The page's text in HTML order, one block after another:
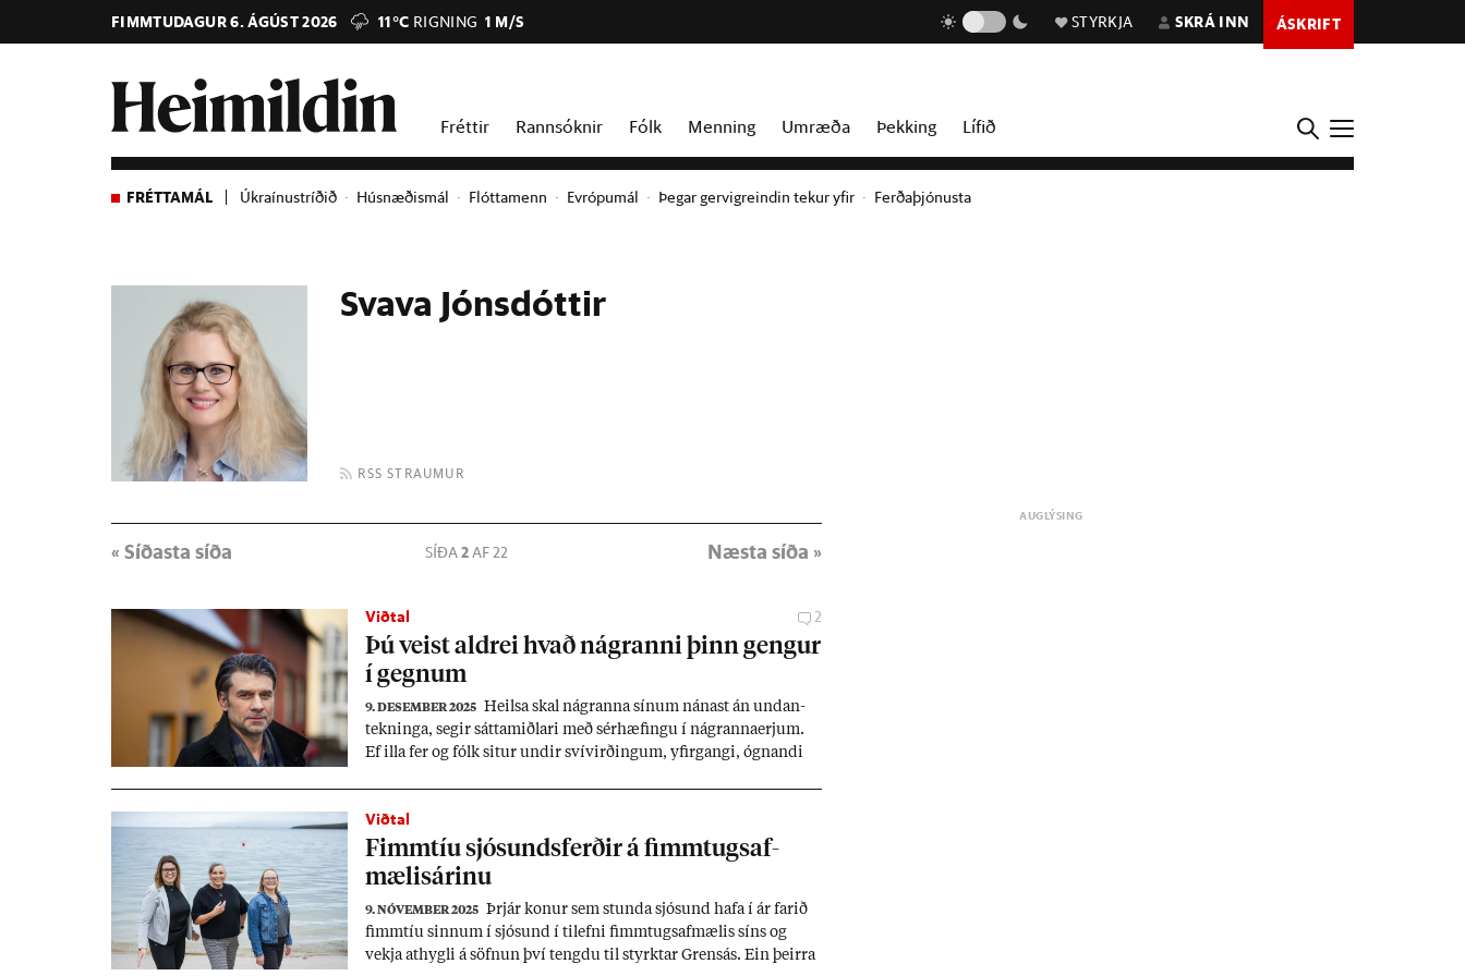
FIMMTUDAGUR 6. ÁGÚST 2026 11°C RIGNING 1 M/S STYRKJA SKRÁ INN ÁSKRIFT
Fréttir Rannsóknir Fólk Menning Umræða Þekking Lífið
FRÉTTAMÁL Úkraínustríðið Húsnæðismál Flóttamenn Evrópumál Þegar gervigreindin tekur yfir Ferðaþjónusta
Svava Jónsdóttir
RSS STRAUMUR
« Síðasta síða SÍÐA2 AF 22 Næsta síða »
Viðtal 2
Þú veist aldrei hvað ná­granni þinn geng­ur
í gegn­um
9. DESEMBER 2025
Heilsa skal ná­granna sín­um nán­ast án und­an­
tekn­inga, seg­ir sáttamiðl­ari með sér­hæf­ingu í ná­granna­erj­um.
Ef illa fer og fólk sit­ur und­ir sví­virð­ing­um, yf­ir­gangi, ógn­andi
Viðtal
Fimm­tíu sjó­sunds­ferð­ir á fimm­tugsaf­
mælis­ár­inu
9. NÓVEMBER 2025
Þrjár kon­ur sem stunda sjó­sund hafa í ár far­ið
fimm­tíu sinn­um í sjó­sund í til­efni fimm­tugsaf­mæl­is síns og
vekja at­hygli á söfn­un því tengdu til styrkt­ar Grens­ás. Ein þeirra